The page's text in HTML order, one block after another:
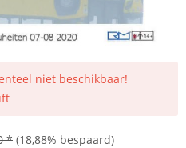
niet beschikbaar!
* (18,88% bespaard)